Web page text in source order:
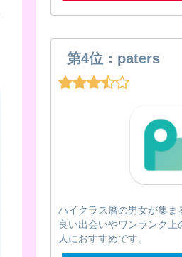
第4位：paters
ハイクラス層の男女が集ま
良い出会いやワンランク上
人におすすめです。